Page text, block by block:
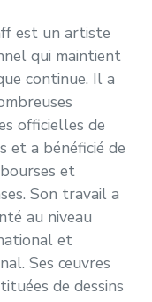
est un artiste
qui maintient
continue. Il a
officielles de
et a bénéficié de
et
Son travail a
au niveau
et
Ses œuvres
de dessins